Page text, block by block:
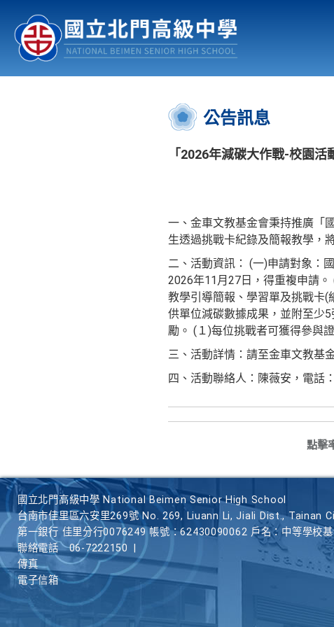
認識北中 行事曆
:::
公告訊息
「2026年減碳大作戰-校園活
一、金車文教基金會秉持推廣「
生透過挑戰卡紀錄及簡報教學，
二、活動資訊： (一)申請對象：
2026年11月27日，得重複申請
教學引導簡報、學習單及挑戰卡
供單位減碳數據成果，並附至少
勵。 (１)每位挑戰者可獲得參與
三、活動詳情：請至金車文教基
四、活動聯絡人：陳薇安，電話
點擊
國立北門高級中學 National Beimen Senior High School
台南市佳里區六安里269號 No. 269, Liuann Li, Jiali Dist., Tainan
第一銀行 佳里分行0076249 帳號：62430090062 戶名：中等學校
聯絡電話
06-7222150
傳真
電子信箱